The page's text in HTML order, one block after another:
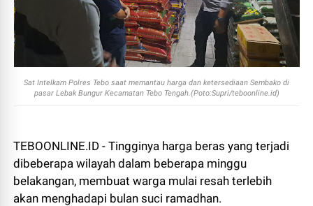
Sat Intelkam Polres Tebo saat memantau harga dan ketersediaan Sembako di
pasar Lebak Bungur Kecamatan Tebo Tengah.(Poto:Supri/teboonline.id)
TEBOONLINE.ID - Tingginya harga beras yang terjadi
dibeberapa wilayah dalam beberapa minggu
belakangan, membuat warga mulai resah terlebih
akan menghadapi bulan suci ramadhan.